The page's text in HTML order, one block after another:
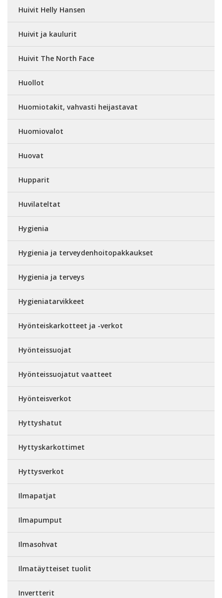
Huivit Helly Hansen
Huivit ja kaulurit
Huivit The North Face
Huollot
Huomiotakit, vahvasti heijastavat
Huomiovalot
Huovat
Hupparit
Huvilateltat
Hygienia
Hygienia ja terveydenhoitopakkaukset
Hygienia ja terveys
Hygieniatarvikkeet
Hyönteiskarkotteet ja -verkot
Hyönteissuojat
Hyönteissuojatut vaatteet
Hyönteisverkot
Hyttyshatut
Hyttyskarkottimet
Hyttysverkot
Ilmapatjat
Ilmapumput
Ilmasohvat
Ilmatäytteiset tuolit
Invertterit